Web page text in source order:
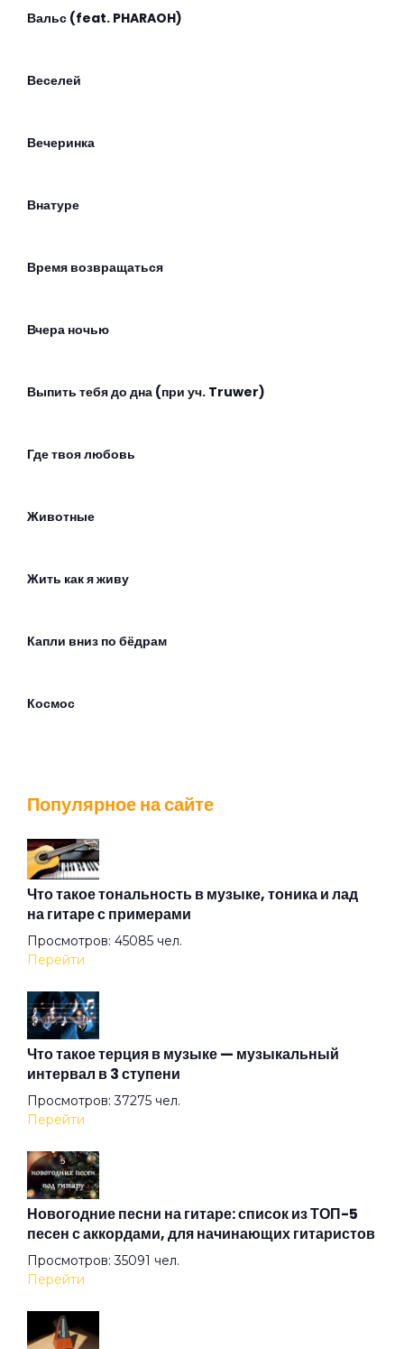
Вальс (feat. PHARAOH)
Веселей
Вечеринка
Внатуре
Время возвращаться
Вчера ночью
Выпить тебя до дна (при уч. Truwer)
Где твоя любовь
Животные
Жить как я живу
Капли вниз по бёдрам
Космос
Не забирай меня с пати
Не заметив
Не надо меня узнавать
Нет выбора
Оставь их
Первый
Положение
Популярное на сайте
Что такое тональность в музыке, тоника и лад
на гитаре с примерами
Просмотров: 45085 чел.
Перейти
Что такое терция в музыке — музыкальный
интервал в 3 ступени
Просмотров: 37275 чел.
Перейти
Новогодние песни на гитаре: список из ТОП-5
песен с аккордами, для начинающих гитаристов
Просмотров: 35091 чел.
Перейти